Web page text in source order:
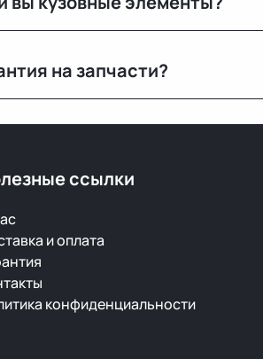
на запчасти?
ссылки
и оплата
конфиденциальности